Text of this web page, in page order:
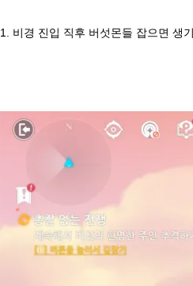
1. 비경 진입 직후 버섯몬들 잡으면 생